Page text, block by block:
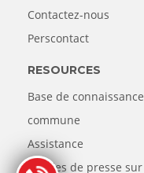
Contactez-nous
Perscontact
RESOURCES
Base de connaissance
commune
Assistance
Articles de presse sur